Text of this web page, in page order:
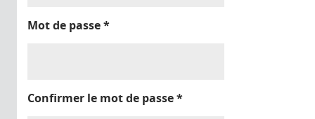
Mot de passe*
Confirmer le mot de passe*